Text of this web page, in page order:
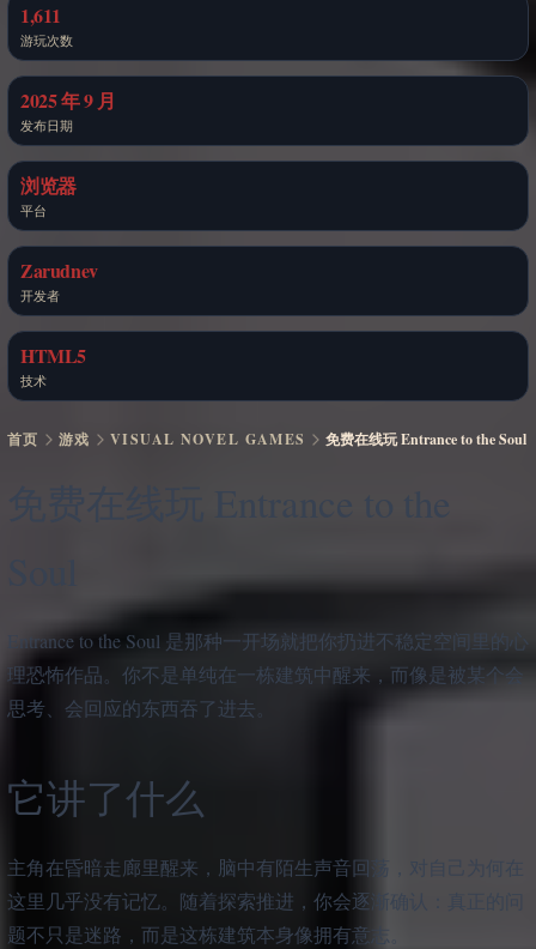
1,611
游玩次数
2025 年 9 月
发布日期
浏览器
平台
Zarudnev
开发者
HTML5
技术
首页 游戏 VISUAL NOVEL GAMES 免费在线玩 Entrance to the Soul
Entrance to the Soul 是那种一开场就把你扔进不稳定空间里的心
理恐怖作品。你不是单纯在一栋建筑中醒来，而像是被某个会
思考、会回应的东西吞了进去。
它讲了什么
主角在昏暗走廊里醒来，脑中有陌生声音回荡，对自己为何在
这里几乎没有记忆。随着探索推进，你会逐渐确认：真正的问
题不只是迷路，而是这栋建筑本身像拥有意志。